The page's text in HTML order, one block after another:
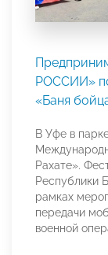
РОССИИ»
«Баня
В Уфе в
Рахате».
Республики
рамках
передачи
военной